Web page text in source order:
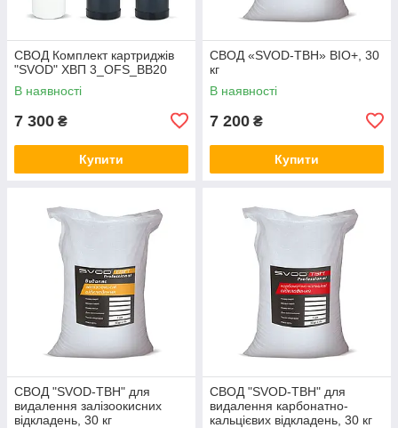
СВОД Комплект картриджів
"SVOD" ХВП 3_OFS_BB20
В наявності
7 300 ₴
Купити
СВОД «SVOD-ТВН» BIO+, 30
кг
В наявності
7 200 ₴
Купити
СВОД "SVOD-ТВН" для
видалення залізоокисних
відкладень, 30 кг
СВОД "SVOD-ТВН" для
видалення карбонатно-
кальцієвих відкладень, 30 кг